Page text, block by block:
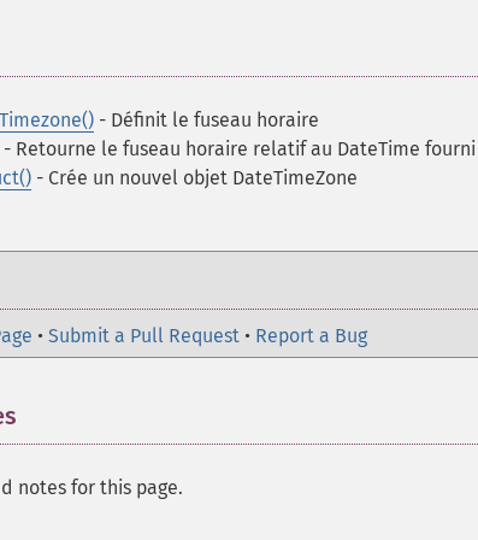
- Définit le fuseau horaire
- Retourne le fuseau horaire relatif au DateTime fourni
- Crée un nouvel objet DateTimeZone
• Submit a Pull Request • Report a Bug
notes for this page.